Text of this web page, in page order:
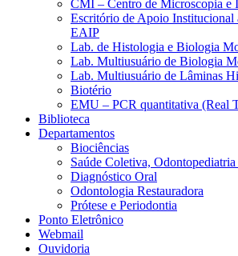
CMI – Centro de Microscopia e
Escritório de Apoio Institucional
EAIP
Lab. de Histologia e Biologia
Lab. Multiusuário de Biologia
Lab. Multiusuário de Lâminas
Biotério
EMU – PCR quantitativa (Real
Biblioteca
Departamentos
Biociências
Saúde Coletiva,
Diagnóstico Oral
Odontologia Restauradora
Prótese e Periodontia
Ponto Eletrônico
Webmail
Ouvidoria